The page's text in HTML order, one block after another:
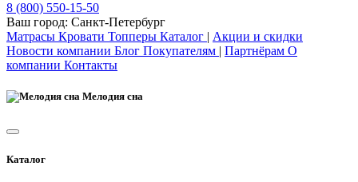
8 (800) 550-15-50
Ваш город: Санкт-Петербург
Матрасы Кровати Топперы Каталог | Акции и скидки
Новости компании Блог Покупателям | Партнёрам О
компании Контакты
Мелодия сна
Каталог